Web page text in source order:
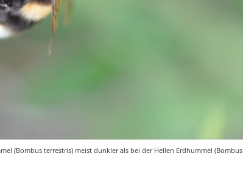
(Bombus terrestris) meist dunkler als bei der Hellen Erdhummel (Bombus